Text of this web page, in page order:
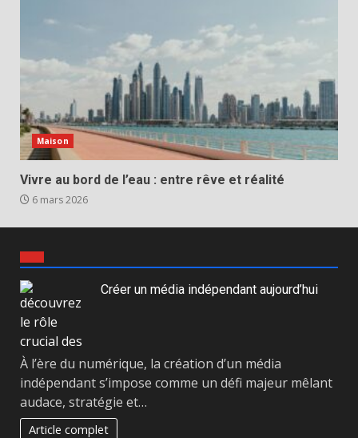
Maison
Vivre au bord de l’eau : entre rêve et réalité
6 mars 2026
Créer un média indépendant aujourd’hui
À l’ère du numérique, la création d’un média
indépendant s’impose comme un défi majeur mêlant
audace, stratégie et…
Article complet